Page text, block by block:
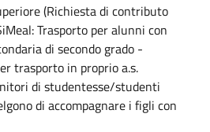
(Richiesta di contributo
Trasporto per alunni con
di secondo grado -
trasporto in proprio a.s.
di studentesse/studenti
di accompagnare i figli con